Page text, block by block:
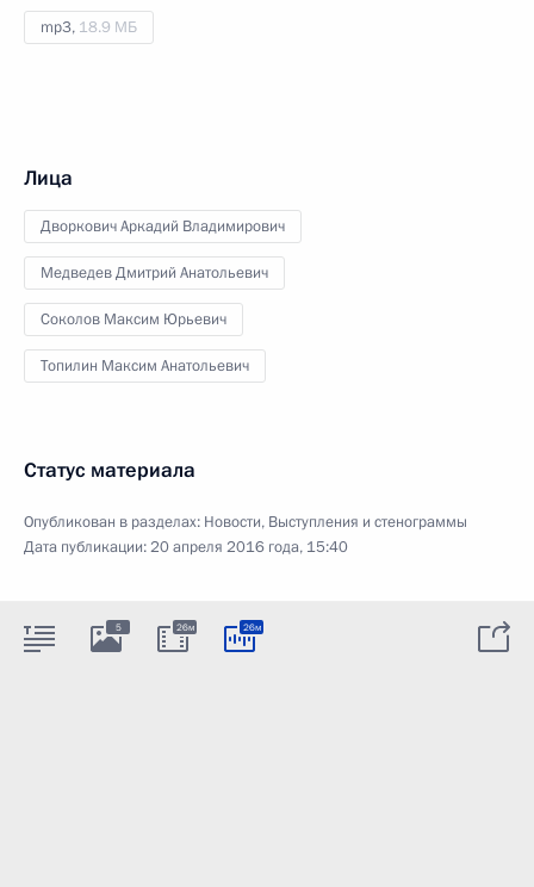
mp3, 18.9 МБ
Лица
Дворкович Аркадий Владимирович
Медведев Дмитрий Анатольевич
Соколов Максим Юрьевич
Топилин Максим Анатольевич
Статус материала
Опубликован в разделах: Новости, Выступления и стенограммы
Дата публикации:20 апреля 2016 года, 15:40
5 26м 26м